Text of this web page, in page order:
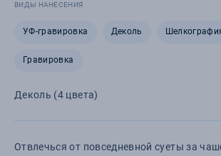
ВИДЫ НАНЕСЕНИЯ
УФ-гравировка Деколь
Гравировка
Деколь (4 цвета)
Отвлечься от повседневной суеты за